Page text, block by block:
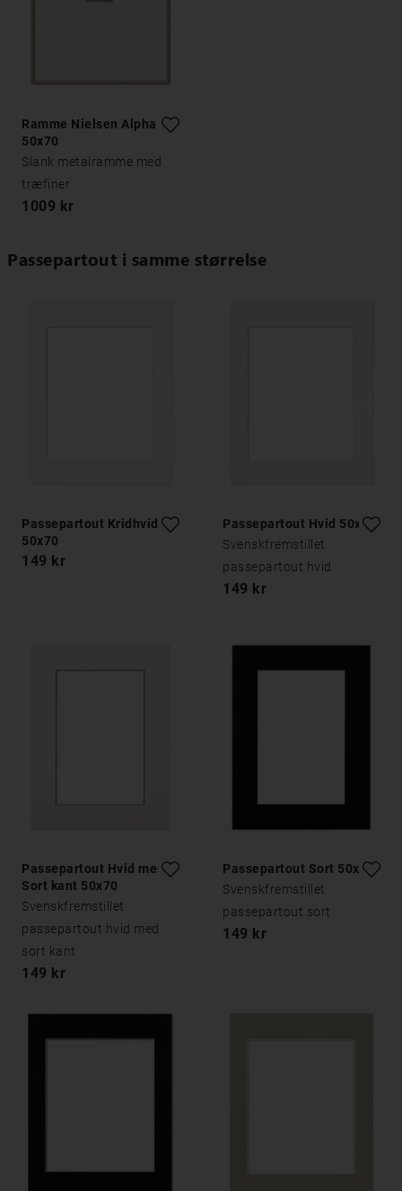
Ramme Nielsen Alpha Eg
50x70
Slank metalramme med
træfiner
1009 kr
Passepartout i samme størrelse
Passepartout Kridhvid
50x70
149 kr
Passepartout Hvid 50x70
Svenskfremstillet
passepartout hvid
149 kr
Passepartout Hvid med
Sort kant 50x70
Svenskfremstillet
passepartout hvid med
sort kant
149 kr
Passepartout Sort 50x70
Svenskfremstillet
passepartout sort
149 kr